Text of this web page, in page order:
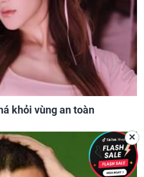
khỏi vùng an toàn
✕